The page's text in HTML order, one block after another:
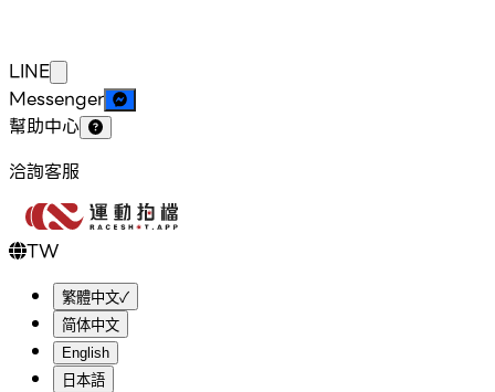
LINE
Messenger
幫助中心
洽詢客服
TW
繁體中文✓
简体中文
English
日本語